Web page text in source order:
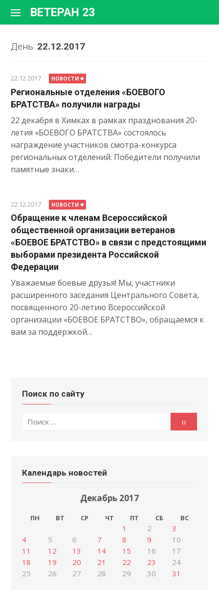
содержимому
ВЕТЕРАН 23
День: 22.12.2017
22.12.2017 НОВОСТИ
Региональные отделения «БОЕВОГО
БРАТСТВА» получили награды
22 декабря в Химках в рамках празднования 20-
летия «БОЕВОГО БРАТСТВА» состоялось
награждение участников смотра-конкурса
региональных отделений. Победители получили
памятные знаки…
22.12.2017 НОВОСТИ
Обращение к членам Всероссийской
общественной организации ветеранов
«БОЕВОЕ БРАТСТВО» в связи с предстоящими
выборами президента Российской
Федерации
Уважаемые боевые друзья! Мы, участники
расширенного заседания Центрального Совета,
посвященного 20-летию Всероссийской
организации «БОЕВОЕ БРАТСТВО», обращаемся к
вам за поддержкой…
Поиск по сайту
по:
Календарь новостей
Декабрь 2017
ПН ВТ СР ЧТ ПТ СБ ВС
1 2
3
4
5 6 7 8 9
10
11
12 13 14 15 16
17
18
19 20 21 22 23
24
25
26 27 28 29 30 31